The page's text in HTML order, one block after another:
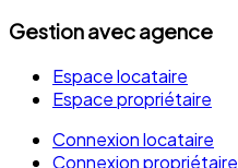
Gestion avec agence
Espace locataire
Espace propriétaire
Connexion locataire
Connexion propriétaire